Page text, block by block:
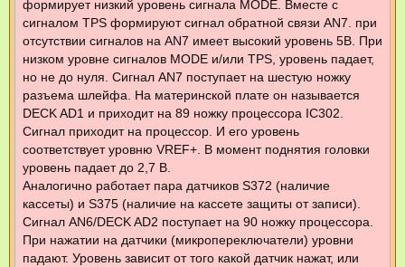
формирует низкий уровень сигнала MODE. Вместе с
сигналом TPS формируют сигнал обратной связи AN7. при
отсутствии сигналов на AN7 имеет высокий уровень 5В. При
низком уровне сигналов MODE и/или TPS, уровень падает,
но не до нуля. Сигнал AN7 поступает на шестую ножку
разъема шлейфа. На материнской плате он называется
DECK AD1 и приходит на 89 ножку процессора IC302.
Сигнал приходит на процессор. И его уровень
соответствует уровню VREF+. В момент поднятия головки
уровень падает до 2,7 В.
Аналогично работает пара датчиков S372 (наличие
кассеты) и S375 (наличие на кассете защиты от записи).
Сигнал AN6/DECK AD2 поступает на 90 ножку процессора.
При нажатии на датчики (микропереключатели) уровни
падают. Уровень зависит от того какой датчик нажат, или